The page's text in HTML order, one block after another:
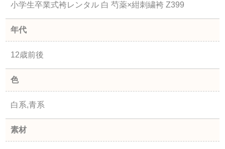
小学生卒業式袴レンタル 白 芍薬×紺刺繍袴 Z399
年代
12歳前後
色
白系,青系
素材